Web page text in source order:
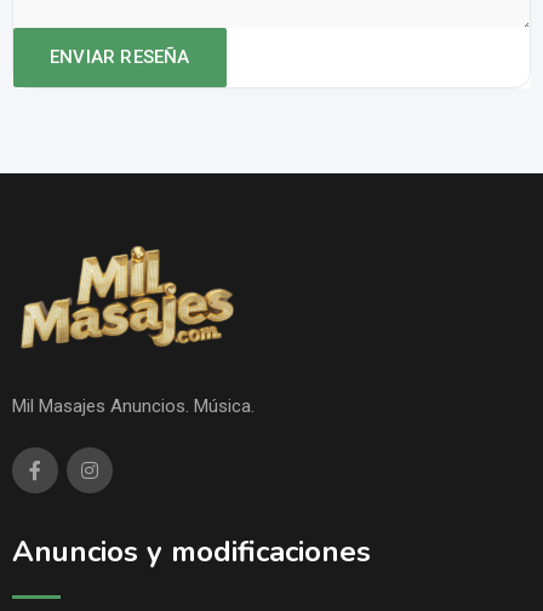
Mil Masajes Anuncios. Música.
Anuncios y modificaciones